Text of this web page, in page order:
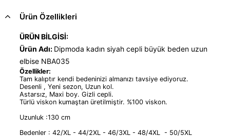
Ürün Özellikleri
ÜRÜN BİLGİSİ:
Ürün Adı: Dipmoda kadın siyah cepli büyük beden uzun
elbise NBA035
Özellikler:
Tam kalıptır kendi bedeninizi almanızı tavsiye ediyoruz.
Desenli , Yeni sezon, Uzun kol.
Astarsız, Maxi boy. Gizli cepli.
Türlü viskon kumaştan üretilmiştir. %100 viskon.
Uzunluk :130 cm
Bedenler : 42/XL - 44/2XL - 46/3XL - 48/4XL - 50/5XL